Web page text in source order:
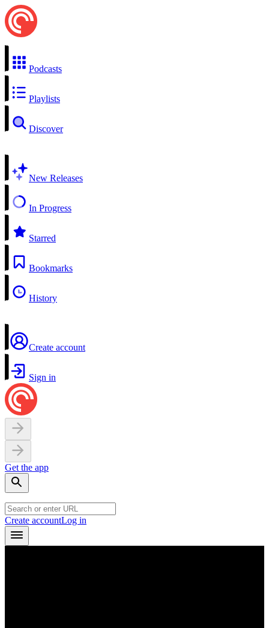
Podcasts
Playlists
Discover
New Releases
In Progress
Starred
Bookmarks
History
Create account
Sign in
Get the app
Create accountLog in